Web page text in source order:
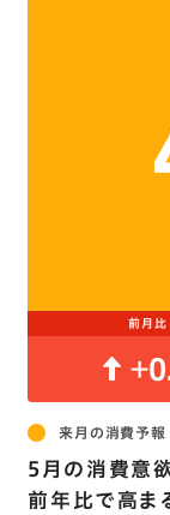
前月比
来月の消費予報
5月の消費意
前年比で高ま